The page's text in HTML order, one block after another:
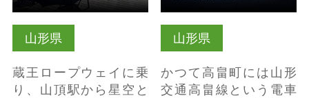
山形県
蔵王ロープウェイに乗
り、山頂駅から星空と
山形県
かつて高畠町には山形
交通高畠線という電車